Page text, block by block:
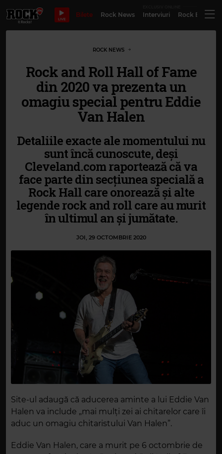
LIVE
Bilete Rock News Interviuri Rock
ROCK NEWS
Rock and Roll Hall of Fame
din 2020 va prezenta un
omagiu special pentru Eddie
Van Halen
Detaliile exacte ale momentului nu
sunt încă cunoscute, deși
Cleveland.com raportează că va
face parte din secțiunea specială a
Rock Hall care onorează și alte
legende rock and roll care au murit
în ultimul an și jumătate.
JOI, 29 OCTOMBRIE 2020
Site-ul adaugă că aducerea aminte a lui Eddie Van
Halen va include „mai mulți zei ai chitarelor care îi
aduc un omagiu chitaristului Van Halen”.
Eddie Van Halen, care a murit pe 6 octombrie de